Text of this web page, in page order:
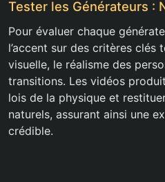
Tester les Générateurs :
Pour évaluer chaque
l’accent sur des critères clés
visuelle, le réalisme des
transitions. Les vidéos
lois de la physique et
naturels, assurant ainsi une
crédible.